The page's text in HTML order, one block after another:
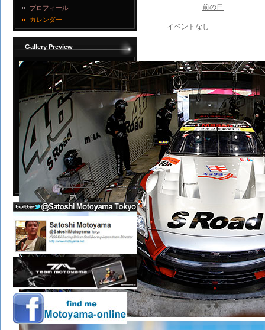
プロフィール
カレンダー
Gallery Preview
写真を見る
前の日
イベントなし